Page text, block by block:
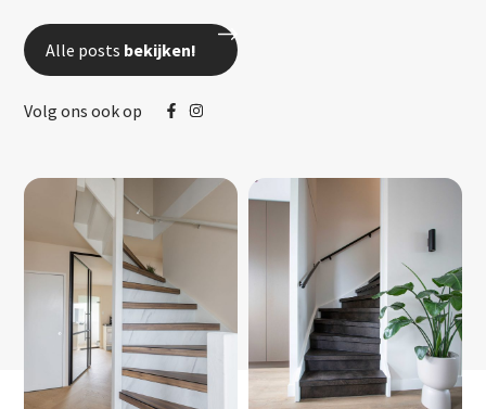
Alle posts bekijken!
Volg ons ook op